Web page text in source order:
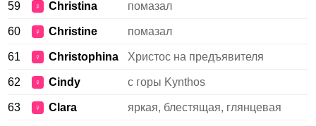
59 ♀ Christina помазал
60 ♀ Christine помазал
61 ♀ Christophina Христос на предъявителя
62 ♀ Cindy с горы Kynthos
63 ♀ Clara яркая, блестящая, глянцевая